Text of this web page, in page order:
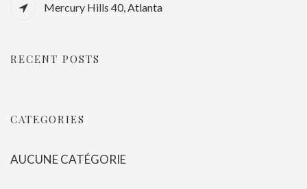
Mercury Hills 40, Atlanta
RECENT POSTS
CATEGORIES
AUCUNE CATÉGORIE